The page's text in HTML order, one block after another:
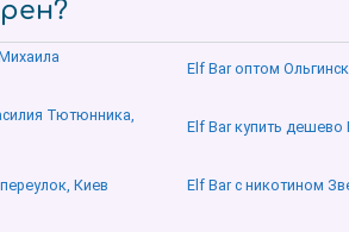
Elf Bar оптом
Тютюнника,
Elf Bar купить
Киев Elf Bar с никотином